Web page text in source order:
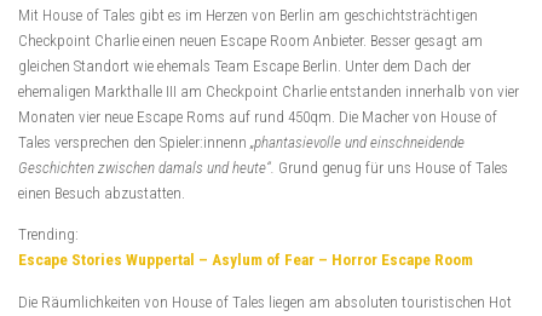
Mit House of Tales gibt es im Herzen von Berlin am geschichtsträchtigen
Checkpoint Charlie einen neuen Escape Room Anbieter. Besser gesagt am
gleichen Standort wie ehemals Team Escape Berlin. Unter dem Dach der
ehemaligen Markthalle III am Checkpoint Charlie entstanden innerhalb von vier
Monaten vier neue Escape Roms auf rund 450qm. Die Macher von House of
Tales versprechen den Spieler:innenn „phantasievolle und einschneidende
Geschichten zwischen damals und heute“. Grund genug für uns House of Tales
einen Besuch abzustatten.
Trending:
Escape Stories Wuppertal – Asylum of Fear – Horror Escape Room
Die Räumlichkeiten von House of Tales liegen am absoluten touristischen Hot